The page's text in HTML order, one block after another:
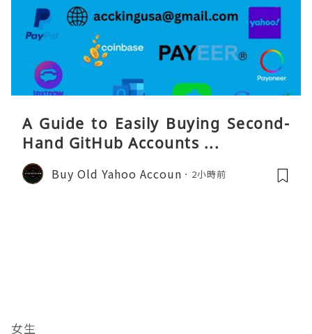
A Guide to Easily Buying Second-
Hand GitHub Accounts ...
Buy Old Yahoo Accoun 2小時前
女生